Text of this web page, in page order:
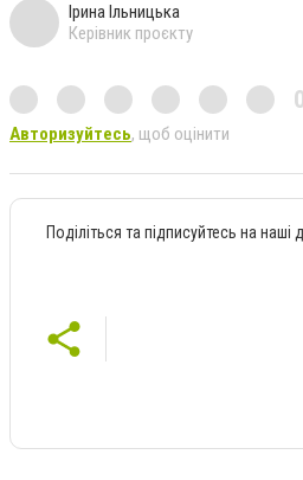
Ірина Ільницька
Керівник проєкту
Авторизуйтесь, щоб оцінити
Поділіться та підписуйтесь на наші